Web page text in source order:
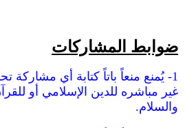
ضوابط المشاركات
1- يُمنع منعاً باتاً كتابة أي مشاركة
غير مباشره للدين الإسلامي أو
والسلام.